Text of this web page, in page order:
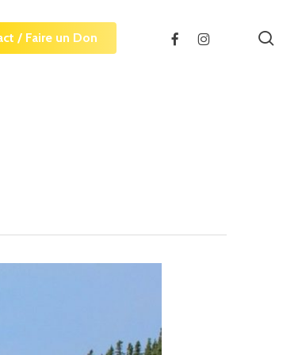
/ Faire un Don facebookinstagram